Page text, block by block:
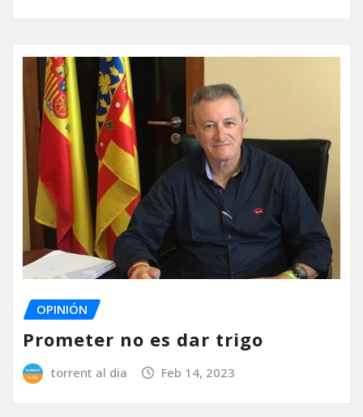
OPINIÓN
Prometer no es dar trigo
torrent al dia Feb 14, 2023